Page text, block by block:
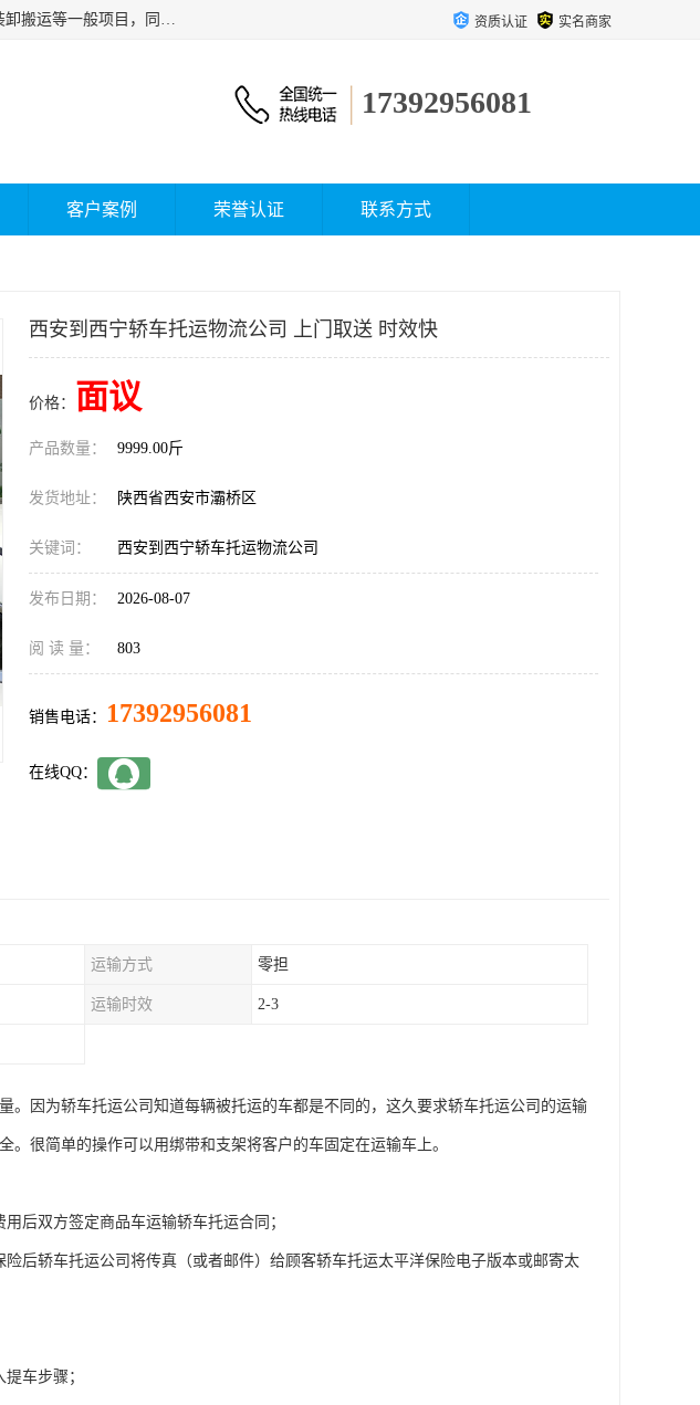
西安福鸿祥物流有限公司成立于2021年，位于陕西省西安市灞桥区，公司主要从事国内货物运输代理、装卸搬运等一般项目，同时具备道路货物运输（不含危险货物）的许可资质。凭借专业的物流服务和*的运输能力，公司致力于为客户提供安全、可靠的物流解决方案，满足多样化的运输需求，助力企业*运营。 资质认证 实名商家
17392956081
客户案例 荣誉认证 联系方式
西安到西宁轿车托运物流公司 上门取送 时效快
价格： 面议
产品数量： 9999.00斤
发货地址： 陕西省西安市灞桥区
关键词： 西安到西宁轿车托运物流公司
发布日期： 2026-08-07
阅 读 量： 803
销售电话： 17392956081
在线QQ：
运输方式 零担
运输时效 2-3
。因为轿车托运公司知道每辆被托运的车都是不同的，这久要求轿车托运公司的运输
很简单的操作可以用绑带和支架将客户的车固定在运输车上。
后双方签定商品车运输轿车托运合同；
后轿车托运公司将传真（或者邮件）给顾客轿车托运太平洋保险电子版本或邮寄太
车步骤；